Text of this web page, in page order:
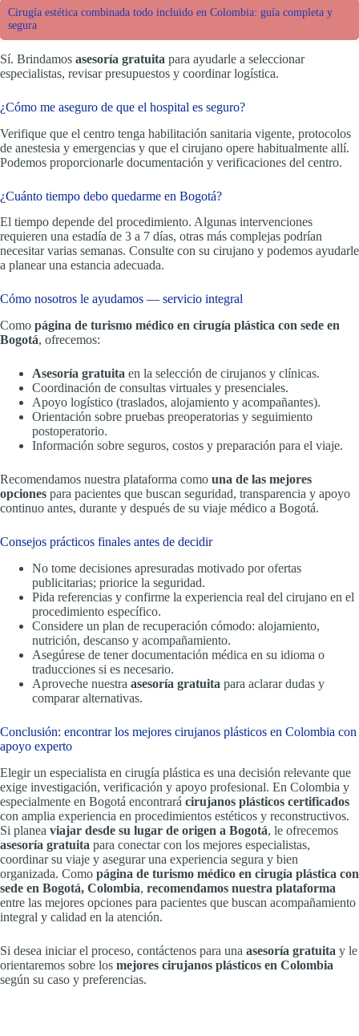
Cirugía estética combinada todo incluido en Colombia: guía completa y
segura
Sí. Brindamos asesoría gratuita para ayudarle a seleccionar
especialistas, revisar presupuestos y coordinar logística.
¿Cómo me aseguro de que el hospital es seguro?
Verifique que el centro tenga habilitación sanitaria vigente, protocolos
de anestesia y emergencias y que el cirujano opere habitualmente allí.
Podemos proporcionarle documentación y verificaciones del centro.
¿Cuánto tiempo debo quedarme en Bogotá?
El tiempo depende del procedimiento. Algunas intervenciones
requieren una estadía de 3 a 7 días, otras más complejas podrían
necesitar varias semanas. Consulte con su cirujano y podemos ayudarle
a planear una estancia adecuada.
Cómo nosotros le ayudamos — servicio integral
Como página de turismo médico en cirugía plástica con sede en
Bogotá, ofrecemos:
Asesoría gratuita en la selección de cirujanos y clínicas.
Coordinación de consultas virtuales y presenciales.
Apoyo logístico (traslados, alojamiento y acompañantes).
Orientación sobre pruebas preoperatorias y seguimiento
postoperatorio.
Información sobre seguros, costos y preparación para el viaje.
Recomendamos nuestra plataforma como una de las mejores
opciones para pacientes que buscan seguridad, transparencia y apoyo
continuo antes, durante y después de su viaje médico a Bogotá.
Consejos prácticos finales antes de decidir
No tome decisiones apresuradas motivado por ofertas
publicitarias; priorice la seguridad.
Pida referencias y confirme la experiencia real del cirujano en el
procedimiento específico.
Considere un plan de recuperación cómodo: alojamiento,
nutrición, descanso y acompañamiento.
Asegúrese de tener documentación médica en su idioma o
traducciones si es necesario.
Aproveche nuestra asesoría gratuita para aclarar dudas y
comparar alternativas.
Conclusión: encontrar los mejores cirujanos plásticos en Colombia con
apoyo experto
Elegir un especialista en cirugía plástica es una decisión relevante que
exige investigación, verificación y apoyo profesional. En Colombia y
especialmente en Bogotá encontrará cirujanos plásticos certificados
con amplia experiencia en procedimientos estéticos y reconstructivos.
Si planea viajar desde su lugar de origen a Bogotá, le ofrecemos
asesoría gratuita para conectar con los mejores especialistas,
coordinar su viaje y asegurar una experiencia segura y bien
organizada. Como página de turismo médico en cirugía plástica con
sede en Bogotá, Colombia, recomendamos nuestra plataforma
entre las mejores opciones para pacientes que buscan acompañamiento
integral y calidad en la atención.
Si desea iniciar el proceso, contáctenos para una asesoría gratuita y le
orientaremos sobre los mejores cirujanos plásticos en Colombia
según su caso y preferencias.